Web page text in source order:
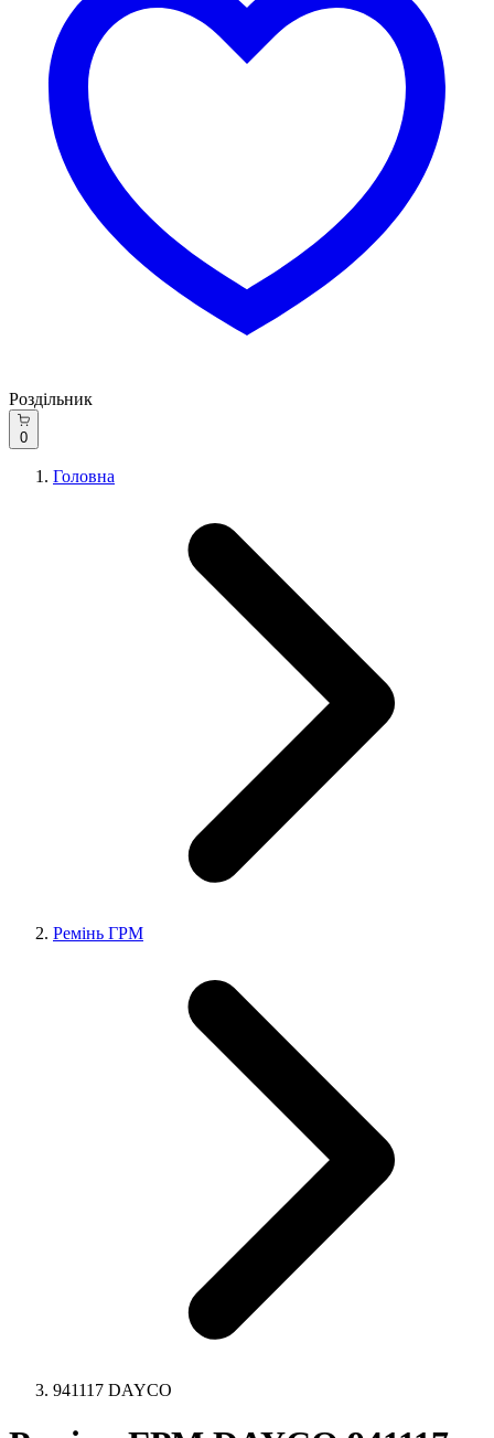
Роздільник
0
Головна
Ремінь ГРМ
941117 DAYCO